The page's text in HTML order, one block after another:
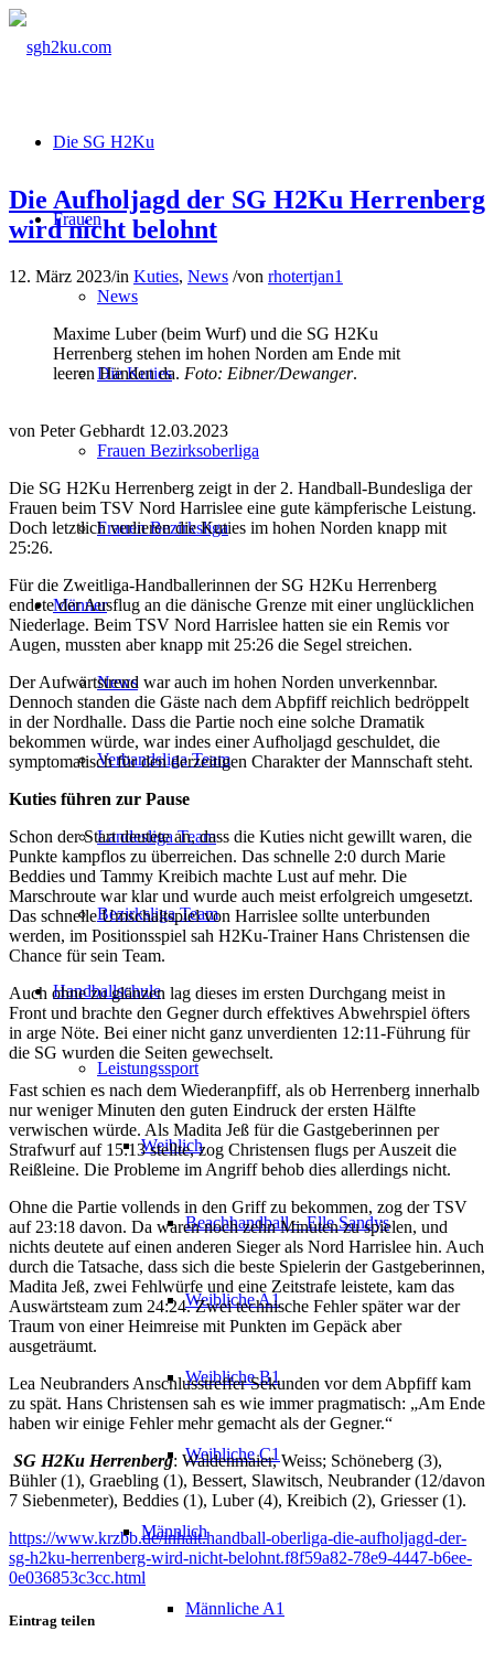
Die SG H2Ku
Frauen
News
Die Kuties
Frauen Bezirksoberliga
Frauen Bezirksliga
Männer
News
Verbandsliga Team
Landesliga Team
Bezirksliga Team
Handballschule
Leistungssport
Weiblich
Beachhandball – Elle Sandys
Weibliche A1
Weibliche B1
Weibliche C1
Männlich
Männliche A1
Die Aufholjagd der SG H2Ku Herrenberg
wird nicht belohnt
12. März 2023/in Kuties, News /von rhotertjan1
Maxime Luber (beim Wurf) und die SG H2Ku
Herrenberg stehen im hohen Norden am Ende mit
leeren Händen da. Foto: Eibner/Dewanger.
von Peter Gebhardt 12.03.2023
Die SG H2Ku Herrenberg zeigt in der 2. Handball-Bundesliga der
Frauen beim TSV Nord Harrislee eine gute kämpferische Leistung.
Doch letztlich verlieren die Kuties im hohen Norden knapp mit
25:26.
Für die Zweitliga-Handballerinnen der SG H2Ku Herrenberg
endete der Ausflug an die dänische Grenze mit einer unglücklichen
Niederlage. Beim TSV Nord Harrislee hatten sie ein Remis vor
Augen, mussten aber knapp mit 25:26 die Segel streichen.
Der Aufwärtstrend war auch im hohen Norden unverkennbar.
Dennoch standen die Gäste nach dem Abpfiff reichlich bedröppelt
in der Nordhalle. Dass die Partie noch eine solche Dramatik
bekommen würde, war indes einer Aufholjagd geschuldet, die
symptomatisch für den derzeitigen Charakter der Mannschaft steht.
Kuties führen zur Pause
Schon der Start deutete an, dass die Kuties nicht gewillt waren, die
Punkte kampflos zu überreichen. Das schnelle 2:0 durch Marie
Beddies und Tammy Kreibich machte Lust auf mehr. Die
Marschroute war klar und wurde auch meist erfolgreich umgesetzt.
Das schnelle Umschaltspiel von Harrislee sollte unterbunden
werden, im Positionsspiel sah H2Ku-Trainer Hans Christensen die
Chance für sein Team.
Auch ohne zu glänzen lag dieses im ersten Durchgang meist in
Front und brachte den Gegner durch effektives Abwehrspiel öfters
in arge Nöte. Bei einer nicht ganz unverdienten 12:11-Führung für
die SG wurden die Seiten gewechselt.
Fast schien es nach dem Wiederanpfiff, als ob Herrenberg innerhalb
nur weniger Minuten den guten Eindruck der ersten Hälfte
verwischen würde. Als Madita Jeß für die Gastgeberinnen per
Strafwurf auf 15:13 stellte, zog Christensen flugs per Auszeit die
Reißleine. Die Probleme im Angriff behob dies allerdings nicht.
Ohne die Partie vollends in den Griff zu bekommen, zog der TSV
auf 23:18 davon. Da waren noch zehn Minuten zu spielen, und
nichts deutete auf einen anderen Sieger als Nord Harrislee hin. Auch
durch die Tatsache, dass sich die beste Spielerin der Gastgeberinnen,
Madita Jeß, zwei Fehlwürfe und eine Zeitstrafe leistete, kam das
Auswärtsteam zum 24:24. Zwei technische Fehler später war der
Traum von einer Heimreise mit Punkten im Gepäck aber
ausgeträumt.
Lea Neubranders Anschlusstreffer Sekunden vor dem Abpfiff kam
zu spät. Hans Christensen sah es wie immer pragmatisch: „Am Ende
haben wir einige Fehler mehr gemacht als der Gegner.“
SG H2Ku Herrenberg: Waldenmaier, Weiss; Schöneberg (3),
Bühler (1), Graebling (1), Bessert, Slawitsch, Neubrander (12/davon
7 Siebenmeter), Beddies (1), Luber (4), Kreibich (2), Griesser (1).
https://www.krzbb.de/inhalt.handball-oberliga-die-aufholjagd-der-
sg-h2ku-herrenberg-wird-nicht-belohnt.f8f59a82-78e9-4447-b6ee-
0e036853c3cc.html
Eintrag teilen